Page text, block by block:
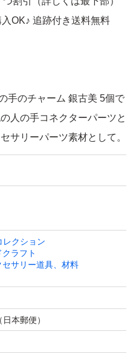
OK♪ 追跡付き送料無料
手のチャーム 銀古美 5個で
人の手コネクターパーツと
サリーパーツ素材として。
ください。
美、メタルチャーム、約4
いぶ異なって見える場合が
・バリが存在する場合があ
レクション
ラフト
セサリー道具、材料
本郵便）